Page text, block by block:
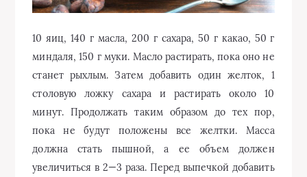
10 яиц, 140 г масла, 200 г сахара, 50 г какао, 50 г
миндаля, 150 г муки. Масло растирать, пока оно не
станет рыхлым. Затем добавить один желток, 1
столовую ложку сахара и растирать около 10
минут. Продолжать таким образом до тех пор,
пока не будут положены все желтки. Масса
должна стать пышной, а ее объем должен
увеличиться в 2—3 раза. Перед выпечкой добавить